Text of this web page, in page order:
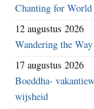
Chanting for World
12 augustus 2026
Wandering the
17 augustus 2026
Boeddha-
wijsheid